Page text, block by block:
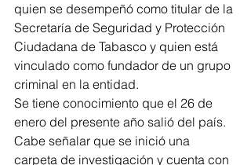
quien se desempeñó como titular de la
Secretaría de Seguridad y Protección
Ciudadana de Tabasco y quien está
vinculado como fundador de un grupo
criminal en la entidad.
Se tiene conocimiento que el 26 de
enero del presente año salió del país.
Cabe señalar que se inició una
carpeta de investigación y cuenta con